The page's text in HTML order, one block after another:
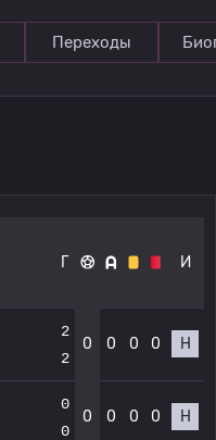
Переходы
Г И
2
2
0 0 0 0 Н
0
0
0 0 0 0 Н